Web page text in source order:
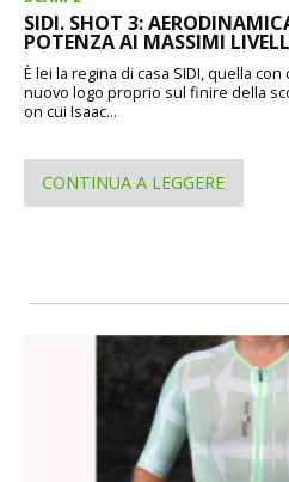
SIDI. SHOT 3:
POTENZA AI MASSIMI
È lei la regina di casa SIDI, quella
nuovo logo proprio sul finire della
on cui Isaac...
CONTINUA A LEGGERE